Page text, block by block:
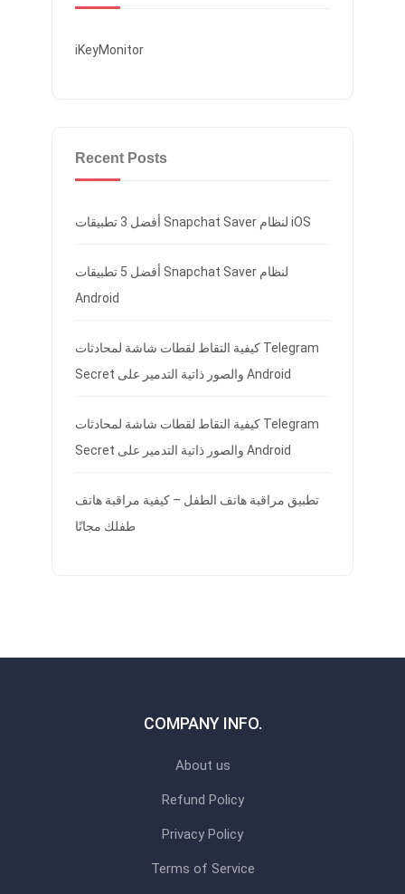
iKeyMonitor
Recent Posts
أفضل 3 تطبيقات Snapchat Saver لنظام iOS
أفضل 5 تطبيقات Snapchat Saver لنظام
Android
كيفية التقاط لقطات شاشة لمحادثات Telegram
Secret والصور ذاتية التدمير على Android
كيفية التقاط لقطات شاشة لمحادثات Telegram
Secret والصور ذاتية التدمير على Android
تطبيق مراقبة هاتف الطفل – كيفية مراقبة هاتف
طفلك مجانًا
COMPANY INFO.
About us
Refund Policy
Privacy Policy
Terms of Service